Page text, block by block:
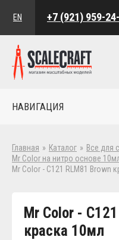
EN +7 (921) 959-
НАВИГАЦИЯ
Главная » Каталог » Все для
Mr Color на нитро основе
Mr Color - C121 RLM81 Brown
Mr Color -
краска 10мл